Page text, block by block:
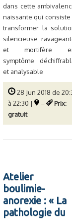
dans cette
naissante qui consiste
transformer la
silencieuse
et mortifère
symptôme
et analysable
28 Jun 2018 de
à 22:30 |
–
Prix:
gratuit
Atelier
boulimie-
anorexie : « La
pathologie du